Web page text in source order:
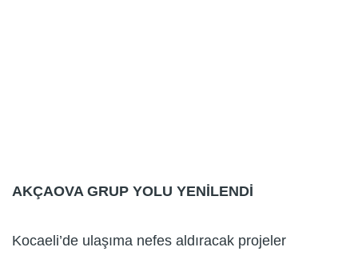
AKÇAOVA GRUP YOLU YENİLENDİ
Kocaeli’de ulaşıma nefes aldıracak projeler